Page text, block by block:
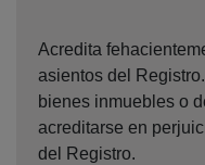
Acredita
asientos del
bienes inmuebles o
acreditarse en
del Registro.